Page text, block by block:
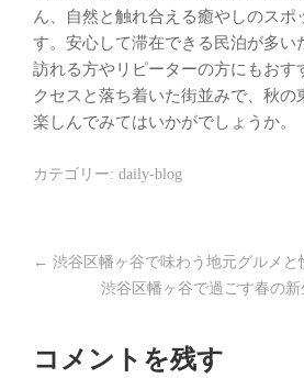
ん、自然と触れ合える癒やしのスポ
す。安心して滞在できる民泊が多い
訪れる方やリピーターの方にもおす
クセスと落ち着いた街並みで、秋の
楽しんでみてはいかがでしょうか。
カテゴリー: daily-blog
← 渋谷区幡ヶ谷で味わう地元グルメと
渋谷区幡ヶ谷で過ごす春の
コメントを残す